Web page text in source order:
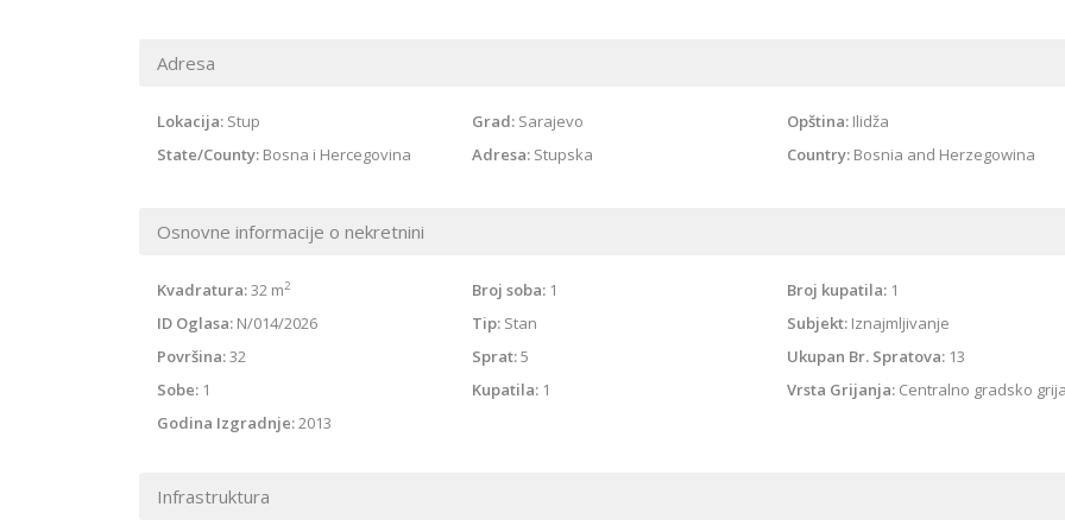
Adresa
Lokacija: Stup Grad: Sarajevo Opština: Ilidža
State/County: Bosna i Hercegovina Adresa:Stupska Country:Bosnia and Herzegowina
Osnovne informacije o nekretnini
Kvadratura:32 m2 Broj soba:1 Broj kupatila:1
ID Oglasa: N/014/2026 Tip:Stan Subjekt:Iznajmljivanje
Površina:32 Sprat:5 Ukupan Br. Spratova:13
Sobe: 1 Kupatila:1 Vrsta Grijanja:Centralno gradsko
Godina Izgradnje:2013
Infrastruktura